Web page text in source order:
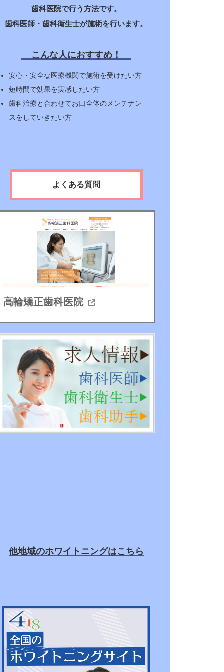
歯科医院で行う方法です。
歯科医師・歯科衛生士が施術を行います。
こんな人におすすめ！
安心・安全な医療機関で施術を受けたい方
短時間で効果を実感したい方
歯科治療と合わせてお口全体のメンテナン
スをしていきたい方
よくある質問
高輪矯正歯科医院
他地域のホワイトニングはこちら